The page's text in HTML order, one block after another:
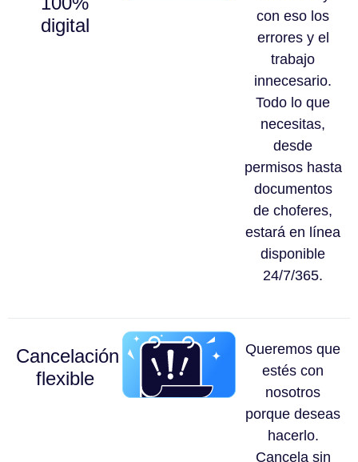
digital
con eso los
errores y el
trabajo
innecesario.
Todo lo que
necesitas,
desde
permisos hasta
documentos
de choferes,
estará en línea
disponible
24/7/365.
Cancelación
flexible
Queremos que
estés con
nosotros
porque deseas
hacerlo.
Cancela sin